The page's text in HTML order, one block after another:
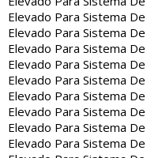
Elevado Para Sistema
Elevado Para Sistema
Elevado Para Sistema
Elevado Para Sistema
Elevado Para Sistema
Elevado Para Sistema
Elevado Para Sistema
Elevado Para Sistema
Elevado Para Sistema